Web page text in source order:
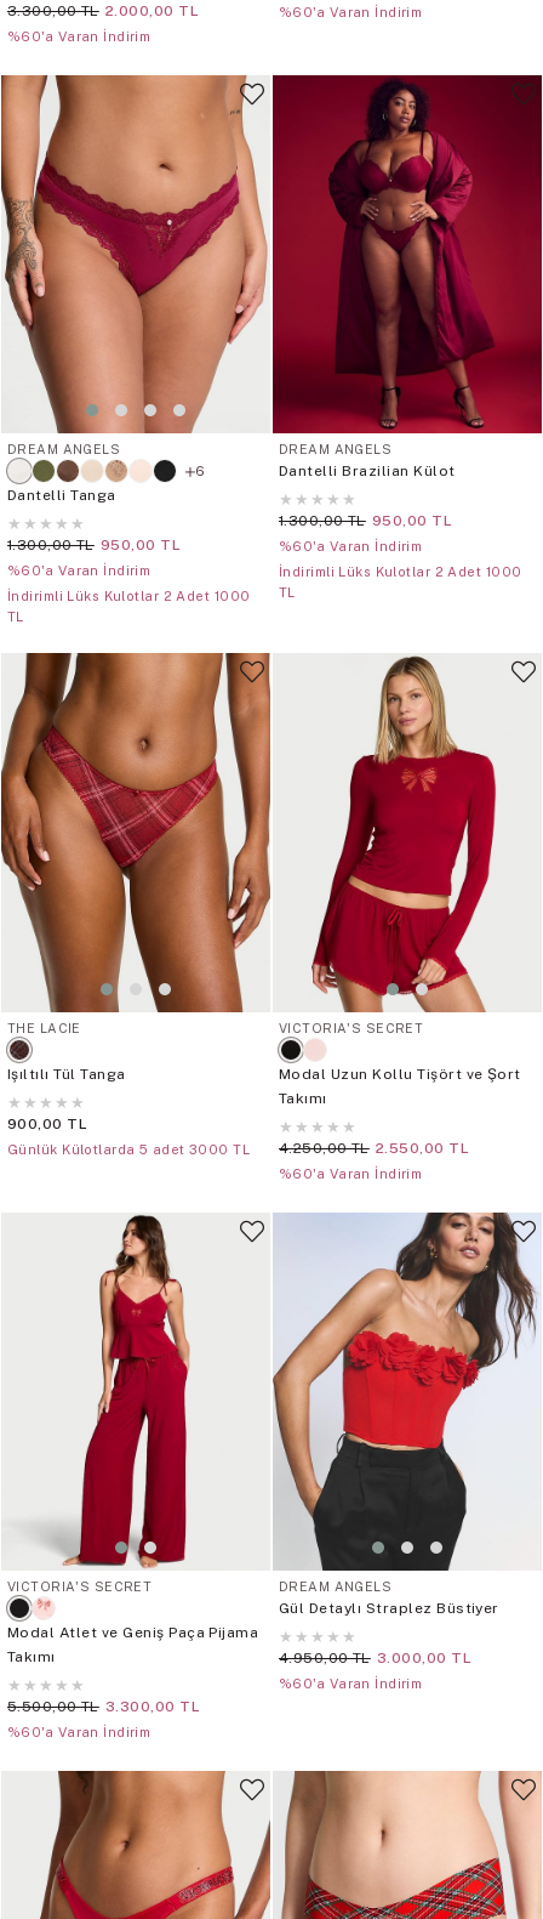
3.300,00 TL 2.000,00 TL
%60'a Varan İndirim
%60'a Varan İndirim
DREAM ANGELS
6
Dantelli Tanga
★ ★ ★ ★ ★
1.300,00 TL 950,00 TL
%60'a Varan İndirim
İndirimli Lüks Kulotlar 2 Adet 1000
TL
DREAM ANGELS
Dantelli Brazilian Külot
★ ★ ★ ★ ★
1.300,00 TL 950,00 TL
%60'a Varan İndirim
İndirimli Lüks Kulotlar 2 Adet 1000
TL
THE LACIE
Işıltılı Tül Tanga
★ ★ ★ ★ ★
900,00 TL
Günlük Külotlarda 5 adet 3000 TL
VICTORIA'S SECRET
Modal Uzun Kollu Tişört ve Şort
Takımı
★ ★ ★ ★ ★
4.250,00 TL 2.550,00 TL
%60'a Varan İndirim
VICTORIA'S SECRET
Modal Atlet ve Geniş Paça Pijama
Takımı
★ ★ ★ ★ ★
5.500,00 TL 3.300,00 TL
%60'a Varan İndirim
DREAM ANGELS
Gül Detaylı Straplez Büstiyer
★ ★ ★ ★ ★
4.950,00 TL 3.000,00 TL
%60'a Varan İndirim